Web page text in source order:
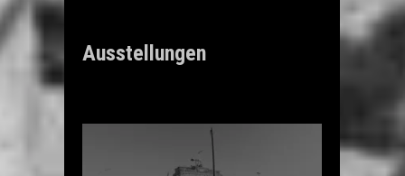
Ausstellungen